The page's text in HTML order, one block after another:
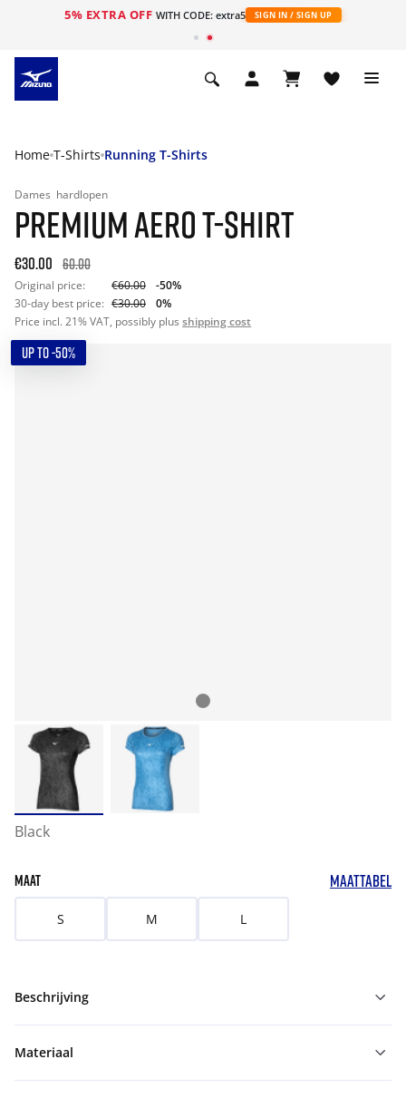
5% EXTRA OFF WITH CODE: extra5 SIGN IN / SIGN UP
Home T-Shirts Running T-Shirts
Dames hardlopen
PREMIUM AERO T-SHIRT
€30.00 60.00
Original price: €60.00
-50%
30-day best price: €30.00
0%
Price incl. 21% VAT, possibly plus shipping cost
UP TO -50%
Black
MAAT MAATTABEL
S M L
Beschrijving
Materiaal